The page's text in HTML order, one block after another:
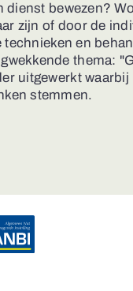
bewezen?
zijn of door de
en
thema:
uitgewerkt
stemmen.